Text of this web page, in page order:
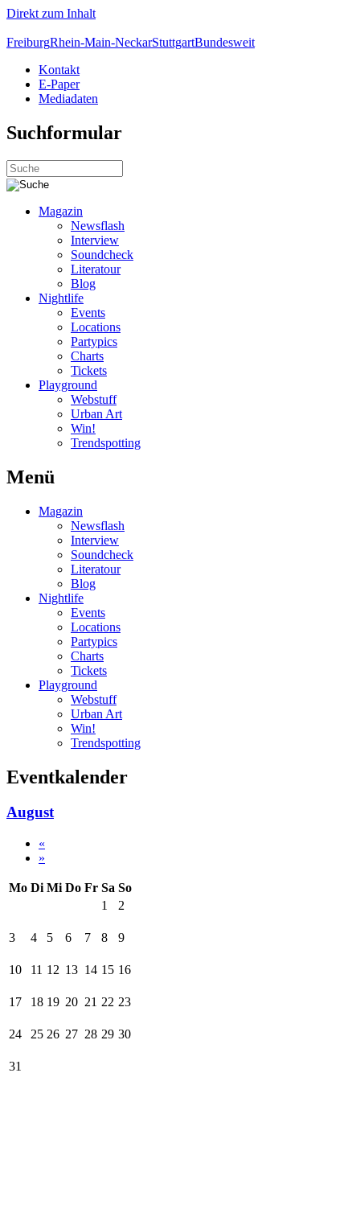
Direkt zum Inhalt
FreiburgRhein-Main-NeckarStuttgartBundesweit
Kontakt
E-Paper
Mediadaten
Suchformular
Magazin
Newsflash
Interview
Soundcheck
Literatour
Blog
Nightlife
Events
Locations
Partypics
Charts
Tickets
Playground
Webstuff
Urban Art
Win!
Trendspotting
Menü
Magazin
Newsflash
Interview
Soundcheck
Literatour
Blog
Nightlife
Events
Locations
Partypics
Charts
Tickets
Playground
Webstuff
Urban Art
Win!
Trendspotting
Eventkalender
August
«
»
Mo Di Mi Do Fr Sa So
1
2
3 4 5 6 7 8 9
10 11 12 13 14 15 16
17 18 19 20 21 22 23
24 25 26 27 28 29 30
31